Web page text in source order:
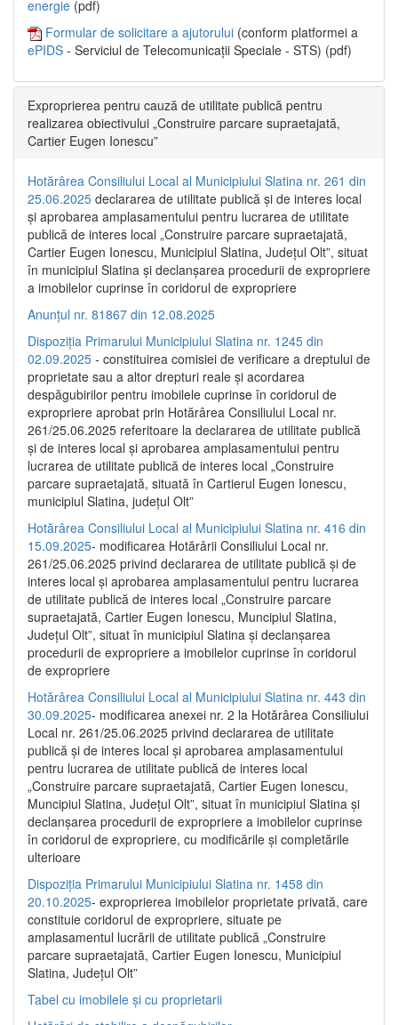
energie (pdf)
Formular de solicitare a ajutorului (conform platformei a
ePIDS - Serviciul de Telecomunicații Speciale - STS) (pdf)
Exproprierea pentru cauză de utilitate publică pentru
realizarea obiectivului „Construire parcare supraetajată,
Cartier Eugen Ionescu”
Hotărârea Consiliului Local al Municipiului Slatina nr. 261 din
25.06.2025 declararea de utilitate publică și de interes local
și aprobarea amplasamentului pentru lucrarea de utilitate
publică de interes local „Construire parcare supraetajată,
Cartier Eugen Ionescu, Municipiul Slatina, Județul Olt”, situat
în municipiul Slatina și declanșarea procedurii de expropriere
a imobilelor cuprinse în coridorul de expropriere
Anunțul nr. 81867 din 12.08.2025
Dispoziția Primarului Municipiului Slatina nr. 1245 din
02.09.2025 - constituirea comisiei de verificare a dreptului de
proprietate sau a altor drepturi reale și acordarea
despăgubirilor pentru imobilele cuprinse în coridorul de
expropriere aprobat prin Hotărârea Consiliului Local nr.
261/25.06.2025 referitoare la declararea de utilitate publică
și de interes local și aprobarea amplasamentului pentru
lucrarea de utilitate publică de interes local „Construire
parcare supraetajată, situată în Cartierul Eugen Ionescu,
municipiul Slatina, județul Olt”
Hotărârea Consiliului Local al Municipiului Slatina nr. 416 din
15.09.2025- modificarea Hotărârii Consiliului Local nr.
261/25.06.2025 privind declararea de utilitate publică și de
interes local și aprobarea amplasamentului pentru lucrarea
de utilitate publică de interes local „Construire parcare
supraetajată, Cartier Eugen Ionescu, Muncipiul Slatina,
Județul Olt”, situat în municipiul Slatina și declanșarea
procedurii de expropriere a imobilelor cuprinse în coridorul
de expropriere
Hotărârea Consiliului Local al Municipiului Slatina nr. 443 din
30.09.2025- modificarea anexei nr. 2 la Hotărârea Consiliului
Local nr. 261/25.06.2025 privind declararea de utilitate
publică şi de interes local şi aprobarea amplasamentului
pentru lucrarea de utilitate publică de interes local
„Construire parcare supraetajată, Cartier Eugen Ionescu,
Muncipiul Slatina, Judeţul Olt”, situat în municipiul Slatina şi
declanşarea procedurii de expropriere a imobilelor cuprinse
în coridorul de expropriere, cu modificările şi completările
ulterioare
Dispoziția Primarului Municipiului Slatina nr. 1458 din
20.10.2025- exproprierea imobilelor proprietate privată, care
constituie coridorul de expropriere, situate pe
amplasamentul lucrării de utilitate publică „Construire
parcare supraetajată, Cartier Eugen Ionescu, Municipiul
Slatina, Județul Olt”
Tabel cu imobilele și cu proprietarii